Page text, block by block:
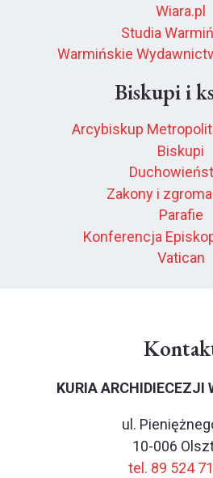
Wiara.pl
Studia
Warmińskie
Biskupi i
Arcybiskup
Biskupi
Zakony i
Parafie
Konferencja
Vatican
KURIA ARCHIDIECEZJI
ul.
10-006
tel. 89 524